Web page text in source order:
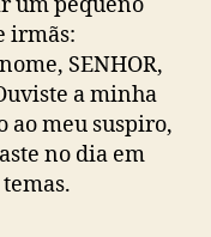
irmãs:
SENHOR,
a minha
ao meu suspiro,
no dia em